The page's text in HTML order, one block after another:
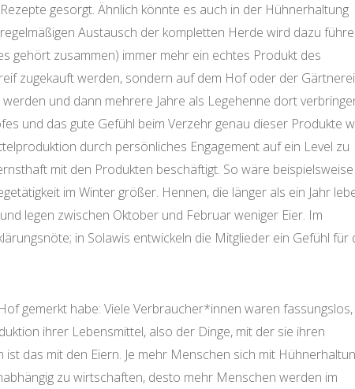
gesorgt. Ähnlich könnte es auch in der Hühnerhaltung
Austausch der kompletten Herde wird dazu
gehört zusammen) immer mehr ein echtes Produkt des
zugekauft werden, sondern auf dem Hof oder der Gärtnerei
und dann mehrere Jahre als Legehenne dort
und das gute Gefühl beim Verzehr genau dieser Produkte
durch persönliches Engagement auf ein Level zu
mit den Produkten beschäftigt. So wäre beispielsweise
im Winter größer. Hennen, die länger als ein Jahr
legen zwischen Oktober und Februar weniger Eier. Im
in Solawis entwickeln die Mitglieder ein Gefühl für
gemerkt habe: Viele Verbraucher*innen waren fassungslos,
ihrer Lebensmittel, also der Dinge, mit der sie ihren
das mit den Eiern. Je mehr Menschen sich mit
zu wirtschaften, desto mehr Menschen werden im